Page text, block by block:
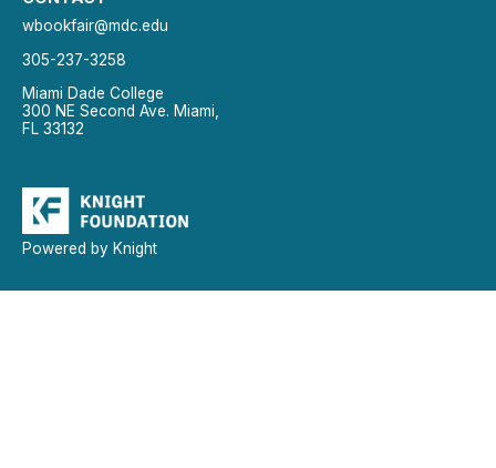
wbookfair@mdc.edu
305-237-3258
Miami Dade College
300 NE Second Ave. Miami,
FL 33132
Powered by Knight